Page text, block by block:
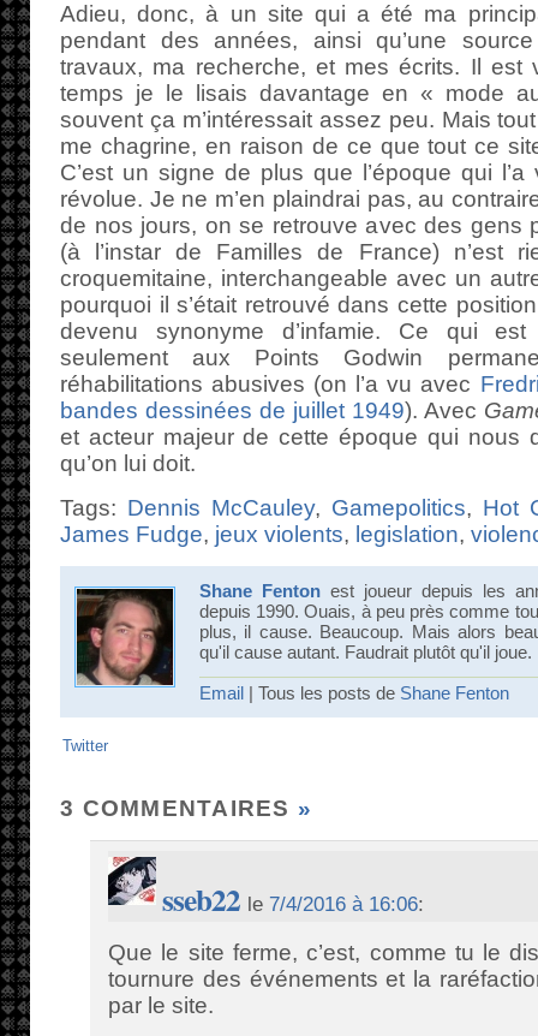
Adieu, donc, à un site qui a été ma
pendant des années, ainsi qu’une
travaux, ma recherche, et mes écrits. Il est
temps je le lisais davantage en « mode
souvent ça m’intéressait assez peu. Mais
me chagrine, en raison de ce que tout ce
C’est un signe de plus que l’époque qui
révolue. Je ne m’en plaindrai pas, au
de nos jours, on se retrouve avec des gens
(à l’instar de Familles de France) n’est
croquemitaine, interchangeable avec un
pourquoi il s’était retrouvé dans cette
devenu synonyme d’infamie. Ce qui
seulement aux Points Godwin
réhabilitations abusives (on l’a vu avec
bandes dessinées de juillet 1949). Avec
et acteur majeur de cette époque qui nous
qu’on lui doit.
Tags: Dennis McCauley, Gamepolitics, Hot
James Fudge, jeux violents, legislation,
Shane Fenton est joueur depuis les
depuis 1990. Ouais, à peu près comme
plus, il cause. Beaucoup. Mais alors
qu'il cause autant. Faudrait plutôt qu'il joue.
Email | Tous les posts de Shane Fenton
Twitter
3 COMMENTAIRES »
sseb22 le 7/4/2016 à 16:06:
Que le site ferme, c’est, comme tu le
tournure des événements et la
par le site.